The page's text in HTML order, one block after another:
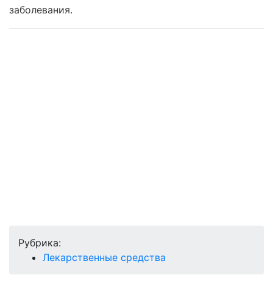
заболевания.
Рубрика:
Лекарственные средства